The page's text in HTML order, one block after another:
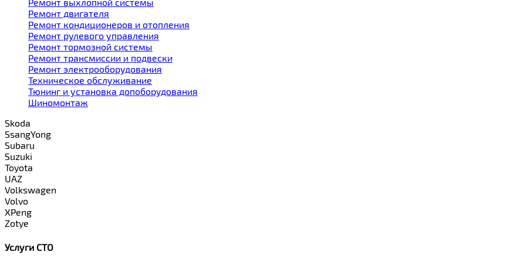
Ремонт выхлопной системы
Ремонт двигателя
Ремонт кондиционеров и отопления
Ремонт рулевого управления
Ремонт тормозной системы
Ремонт трансмиссии и подвески
Ремонт электрооборудования
Техническое обслуживание
Тюнинг и установка допоборудования
Шиномонтаж
Skoda
SsangYong
Subaru
Suzuki
Toyota
UAZ
Volkswagen
Volvo
XPeng
Zotye
Услуги СТО